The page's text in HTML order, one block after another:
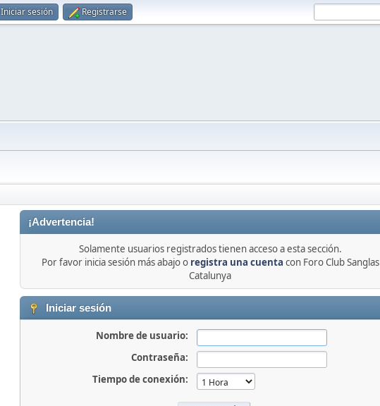
Iniciar sesión Registrarse
¡Advertencia!
Solamente usuarios registrados tienen acceso a esta sección.
Por favor inicia sesión más abajo o registra una cuenta con Foro Club Sanglas
Catalunya
Iniciar sesión
Nombre de usuario:
Contraseña:
Tiempo de conexión: